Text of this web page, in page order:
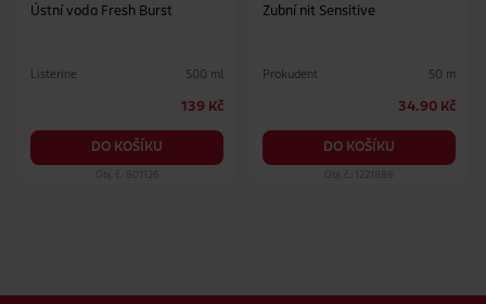
Ústní voda Fresh Burst
Listerine 500 ml
139 Kč
DO KOŠÍKU
Obj. č.: 801126
Zubní nit Sensitive
Prokudent 50 m
34.90 Kč
DO KOŠÍKU
Obj. č.: 1221886